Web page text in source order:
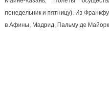
понедельник и пятницу). Из
в Афины, Мадрид, Пальму де